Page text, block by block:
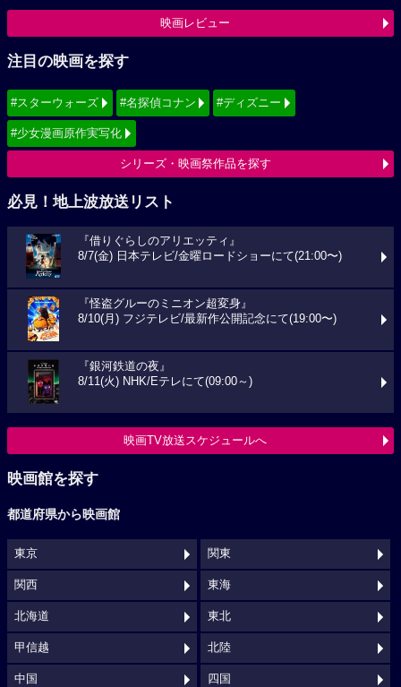
映画レビュー
注目の映画を探す
#スターウォーズ #名探偵コナン #ディズニー
#少女漫画原作実写化
シリーズ・映画祭作品を探す
必見！地上波放送リスト
『借りぐらしのアリエッティ』
8/7(金) 日本テレビ/金曜ロードショーにて(21:00〜)
『怪盗グルーのミニオン超変身』
8/10(月) フジテレビ/最新作公開記念にて(19:00〜)
『銀河鉄道の夜』
8/11(火) NHK/Eテレにて(09:00～)
映画TV放送スケジュールへ
映画館を探す
都道府県から映画館
東京 関東
関西 東海
北海道 東北
甲信越 北陸
中国 四国